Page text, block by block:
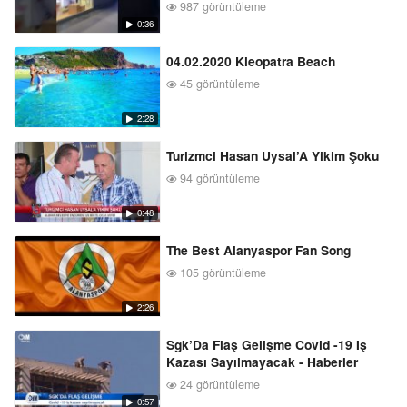
0:36
987 görüntüleme
2:28
04.02.2020 Kleopatra Beach
45 görüntüleme
0:48
Turizmci Hasan Uysal’A Yikim Şoku
94 görüntüleme
2:26
The Best Alanyaspor Fan Song
105 görüntüleme
0:57
Sgk’Da Flaş Gelişme Covid -19 Iş
Kazası Sayılmayacak - Haberler
24 görüntüleme